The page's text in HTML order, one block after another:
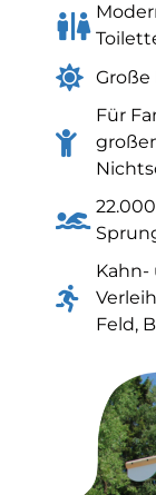
Für
Kahn-
Feld,